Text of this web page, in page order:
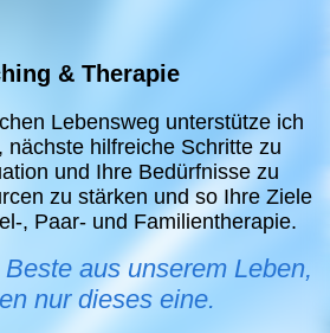
& Therapie
Lebensweg unterstütze ich
nächste hilfreiche Schritte zu
und Ihre Bedürfnisse zu
zu stärken und so Ihre Ziele
, Paar- und Familientherapie.
aus unserem Leben,
nur dieses eine.